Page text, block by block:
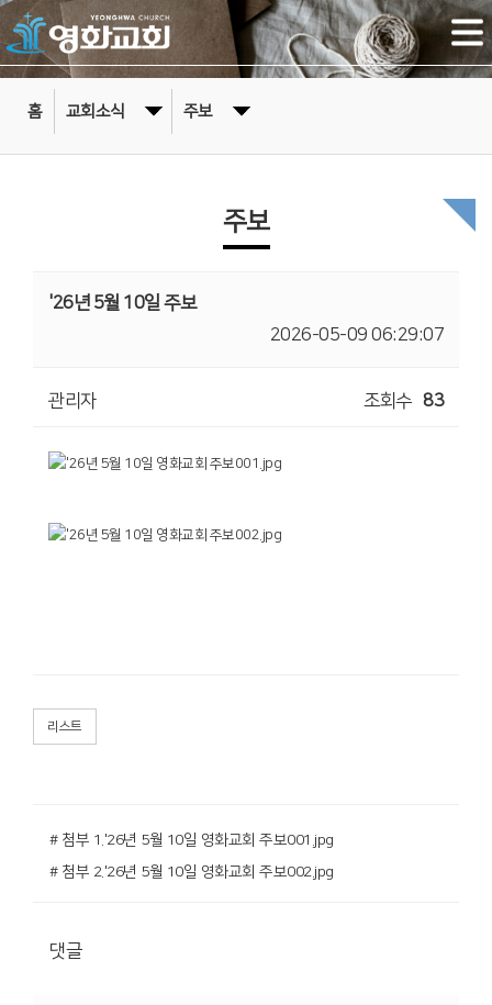
홈 교회소식 주보
주보
'26년 5월 10일 주보
2026-05-09 06:29:07
관리자 조회수 83
리스트
# 첨부 1.'26년 5월 10일 영화교회 주보001.jpg
# 첨부 2.'26년 5월 10일 영화교회 주보002.jpg
댓글